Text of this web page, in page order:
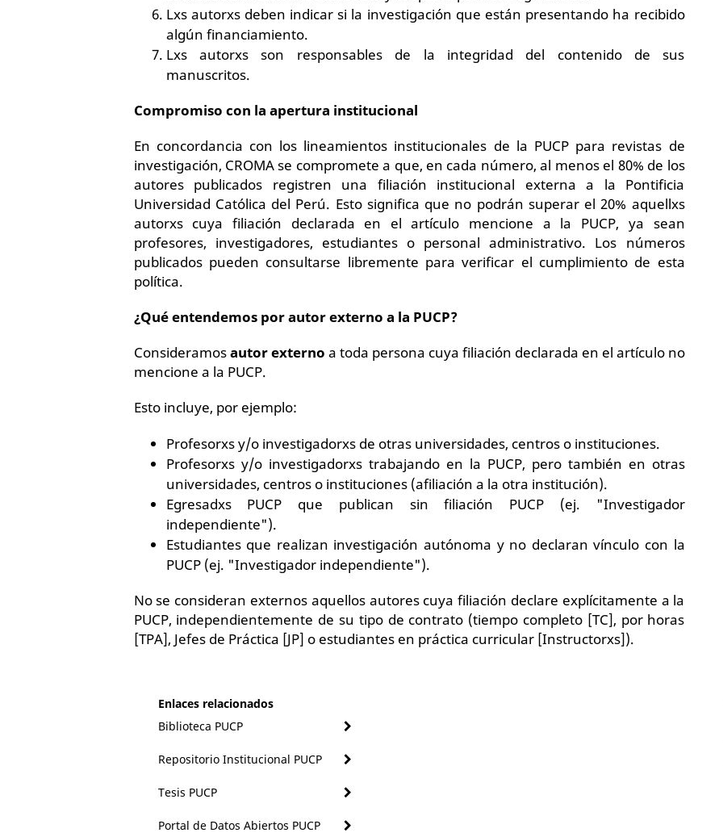
Lxs autorxs deben indicar si la investigación que están presentando ha recibido
algún financiamiento.
Lxs autorxs son responsables de la integridad del contenido de sus
manuscritos.
Compromiso con la apertura institucional
En concordancia con los lineamientos institucionales de la PUCP para revistas de
investigación, CROMA se compromete a que, en cada número, al menos el 80% de los
autores publicados registren una filiación institucional externa a la Pontificia
Universidad Católica del Perú. Esto significa que no podrán superar el 20% aquellxs
autorxs cuya filiación declarada en el artículo mencione a la PUCP, ya sean
profesores, investigadores, estudiantes o personal administrativo. Los números
publicados pueden consultarse libremente para verificar el cumplimiento de esta
política.
¿Qué entendemos por autor externo a la PUCP?
Consideramosautor externo a toda persona cuya filiación declarada en el artículo no
mencione a la PUCP.
Esto incluye, por ejemplo:
Profesorxs y/o investigadorxs de otras universidades, centros o instituciones.
Profesorxs y/o investigadorxs trabajando en la PUCP, pero también en otras
universidades, centros o instituciones (afiliación a la otra institución).
Egresadxs PUCP que publican sin filiación PUCP (ej. "Investigador
independiente").
Estudiantes que realizan investigación autónoma y no declaran vínculo con la
PUCP (ej. "Investigador independiente").
No se consideran externos aquellos autores cuya filiación declare explícitamente a la
PUCP, independientemente de su tipo de contrato (tiempo completo [TC], por horas
[TPA], Jefes de Práctica [JP] o estudiantes en práctica curricular [Instructorxs]).
Enlaces relacionados
Biblioteca PUCP
Repositorio Institucional PUCP
Tesis PUCP
Portal de Datos Abiertos PUCP